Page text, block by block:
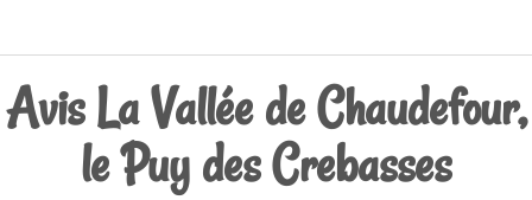
Avis La Vallée de Chaudefour,
le Puy des Crebasses